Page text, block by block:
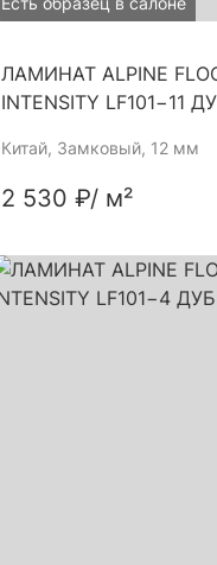
ЛАМИНАТ ALPINE
INTENSITY LF101−11
Китай, Замковый, 12 мм
2 530 ₽/ м²